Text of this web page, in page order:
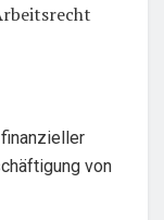
von